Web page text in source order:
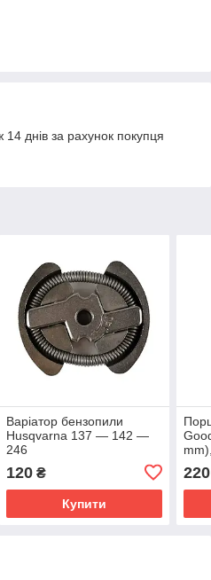
днів за рахунок покупця
Варіатор бензопили
Husqvarna 137 — 142 —
246
120₴
Купити